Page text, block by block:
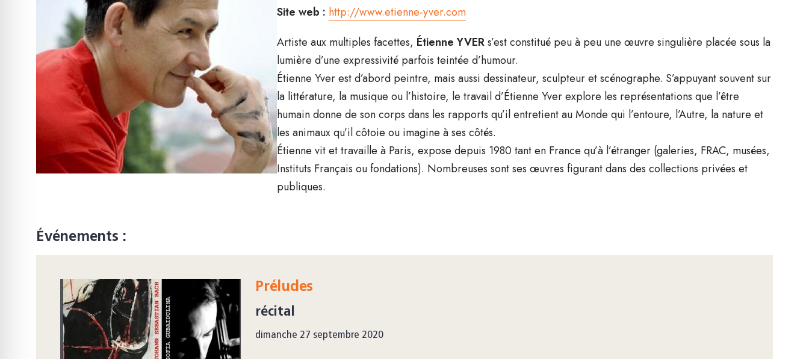
Site web : http://www.etienne-yver.com
Artiste aux multiples facettes, Étienne YVERs’est constitué peu à peu une œuvre singulière placée sous la
lumière d’une expressivité parfois teintée d’humour.
Étienne Yver est d’abord peintre, mais aussi dessinateur, sculpteur et scénographe. S’appuyant souvent sur
la littérature, la musique ou l’histoire, le travail d’Étienne Yver explore les représentations que l’être
humain donne de son corps dans les rapports qu’il entretient au Monde qui l’entoure, l’Autre, la nature et
les animaux qu’il côtoie ou imagine à ses côtés.
Étienne vit et travaille à Paris, expose depuis 1980 tant en France qu’à l’étranger (galeries, FRAC, musées,
Instituts Français ou fondations). Nombreuses sont ses œuvres figurant dans des collections privées et
publiques.
Événements :
Préludes
récital
dimanche 27 septembre 2020